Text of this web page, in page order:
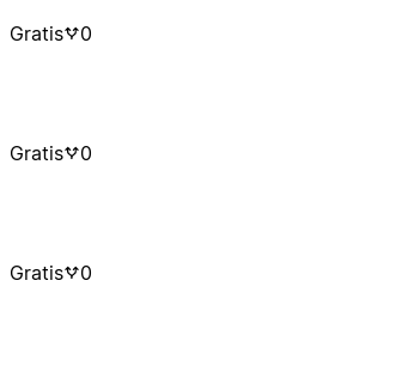
Gratis 0
Gratis 0
Gratis 0